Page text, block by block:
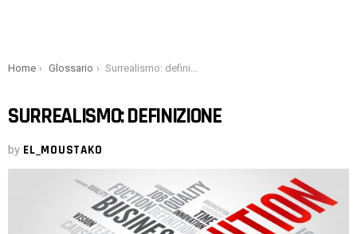
You are here:
Home Glossario Surrealismo: definizione
SURREALISMO: DEFINIZIONE
by EL_MOUSTAKO